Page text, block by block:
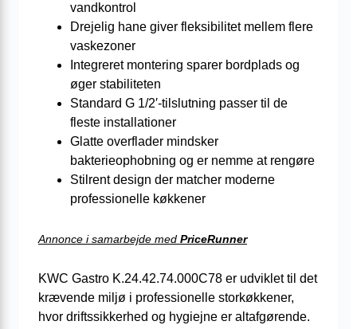
vandkontrol
Drejelig hane giver fleksibilitet mellem flere
vaskezoner
Integreret montering sparer bordplads og
øger stabiliteten
Standard G 1/2′-tilslutning passer til de
fleste installationer
Glatte overflader mindsker
bakterieophobning og er nemme at rengøre
Stilrent design der matcher moderne
professionelle køkkener
Annonce i samarbejde med PriceRunner
KWC Gastro K.24.42.74.000C78 er udviklet til det
krævende miljø i professionelle storkøkkener,
hvor driftssikkerhed og hygiejne er altafgørende.